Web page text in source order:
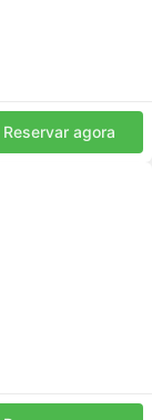
Reservar agora